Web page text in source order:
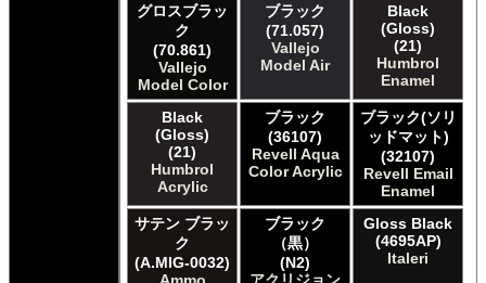
ICM ICM Paints
Lifecolor Lifecolor
Meng Meng Color
Mig Jimenez Ammo Acrylics
Mig Jimenez Atom
Mission Models Mission Models
Mr. Paint MRP Mr Paint Products
Repear Miniatures Master Series
Revell of Germany Revell Aqua Color Acrylic
Revell of Germany Revell Email Enamel
Revell of Germany Revell スプレーカラー
Testors of Rust-Oleum Group Testors Model Master
グロスブラッ
ク
(70.861)
Vallejo
Model Color
ブラック
(71.057)
Vallejo
Model Air
Black
(Gloss)
(21)
Humbrol
Enamel
Black
(Gloss)
(21)
Humbrol
Acrylic
ブラック
(36107)
Revell Aqua
Color Acrylic
ブラック(ソリ
ッドマット)
(32107)
Revell Email
Enamel
サテン ブラッ
ク
(A.MIG-0032)
Ammo
ブラック
（黒）
(N2)
アクリジョン
Gloss Black
(4695AP)
Italeri